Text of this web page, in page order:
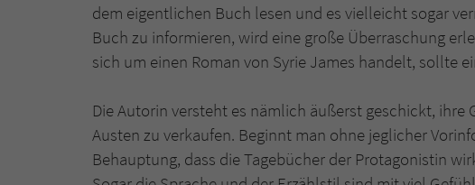
dem eigentlichen Buch lesen und es vielleicht sogar
Buch zu informieren, wird eine große Überraschung
sich um einen Roman von Syrie James handelt, sollte
Die Autorin versteht es nämlich äußerst geschickt,
Austen zu verkaufen. Beginnt man ohne jeglicher
Behauptung, dass die Tagebücher der Protagonistin